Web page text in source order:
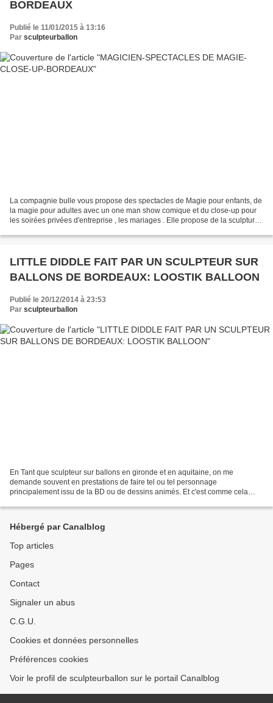
BORDEAUX
Publié le 11/01/2015 à 13:16
Par sculpteurballon
La compagnie bulle vous propose des spectacles de Magie pour enfants, de
la magie pour adultes avec un one man show comique et du close-up pour
les soirées privées d'entreprise , les mariages . Elle propose de la sculptures
LITTLE DIDDLE FAIT PAR UN SCULPTEUR SUR
BALLONS DE BORDEAUX: LOOSTIK BALLOON
Publié le 20/12/2014 à 23:53
Par sculpteurballon
En Tant que sculpteur sur ballons en gironde et en aquitaine, on me
demande souvent en prestations de faire tel ou tel personnage
principalement issu de la BD ou de dessins animés. Et c'est comme cela
Hébergé par Canalblog
Top articles
Pages
Contact
Signaler un abus
C.G.U.
Cookies et données personnelles
Préférences cookies
Voir le profil de sculpteurballon sur le portail Canalblog